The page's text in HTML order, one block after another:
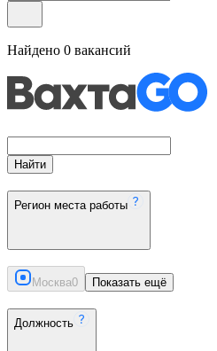
Найдено 0 вакансий
Найти
Регион места работы
Москва0 Показать ещё
Должность